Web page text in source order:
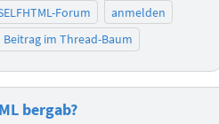
Forum
anmelden
Beitrag im Thread-Baum
bergab?